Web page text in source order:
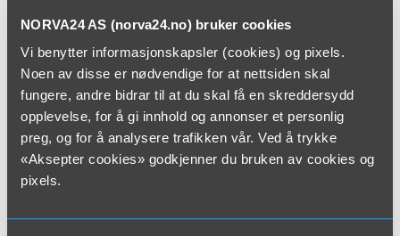
NORVA24 AS (norva24.no) bruker cookies
Vi benytter informasjonskapsler (cookies) og pixels.
Noen av disse er nødvendige for at nettsiden skal
fungere, andre bidrar til at du skal få en skreddersydd
opplevelse, for å gi innhold og annonser et personlig
preg, og for å analysere trafikken vår. Ved å trykke
«Aksepter cookies» godkjenner du bruken av cookies og
pixels.
Både lastebil og gravemaskin blir dermed overflødig, sier
Odd Arne Johansen i Norva24 Øst, som har sitt
hovedkontor i Ås Kommune.
– Der gravemaskiner sliter med å komme frem, kan
vakuumgraveren gjøre en solid jobb. Der gravemaskinen
lett kan grave litt for grovt, kan vakuumgraveren gjøre
jobben mer skånsomt. En vakuumgraver kan ha kapasitet
opp mot 50-60 tusen kubikkmeter pr. time, supplerer